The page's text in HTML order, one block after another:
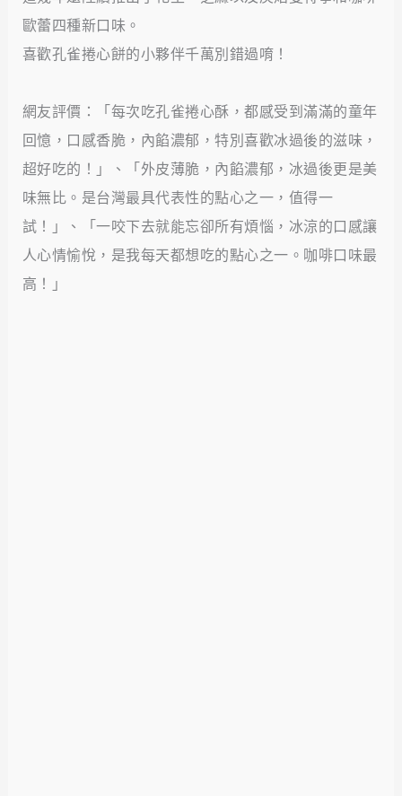
歐蕾四種新口味。
喜歡孔雀捲心餅的小夥伴千萬別錯過唷！
網友評價：「每次吃孔雀捲心酥，都感受到滿滿的童年
回憶，口感香脆，內餡濃郁，特別喜歡冰過後的滋味，
超好吃的！」、「外皮薄脆，內餡濃郁，冰過後更是美
味無比。是台灣最具代表性的點心之一，值得一
試！」、「一咬下去就能忘卻所有煩惱，冰涼的口感讓
人心情愉悅，是我每天都想吃的點心之一。咖啡口味最
高！」